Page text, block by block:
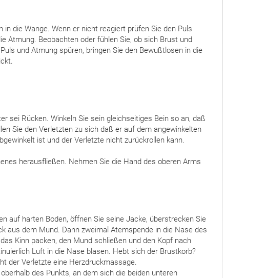
die Wange. Wenn er nicht reagiert prüfen Sie den Puls
Atmung. Beobachten oder fühlen Sie, ob sich Brust und
und Atmung spüren, bringen Sie den Bewußtlosen in die
sei Rücken. Winkeln Sie sein gleichseitiges Bein so an, daß
Sie den Verletzten zu sich daß er auf dem angewinkelten
ist und der Verletzte nicht zurückrollen kann.
herausfließen. Nehmen Sie die Hand des oberen Arms
auf harten Boden, öffnen Sie seine Jacke, überstrecken Sie
aus dem Mund. Dann zweimal Atemspende in die Nase des
Kinn packen, den Mund schließen und den Kopf nach
Luft in die Nase blasen. Hebt sich der Brustkorb?
der Verletzte eine Herzdruckmassage.
des Punkts, an dem sich die beiden unteren